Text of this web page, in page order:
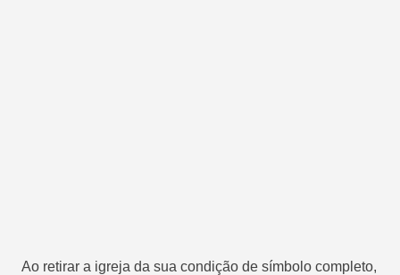
Ao retirar a igreja da sua condição de símbolo completo,